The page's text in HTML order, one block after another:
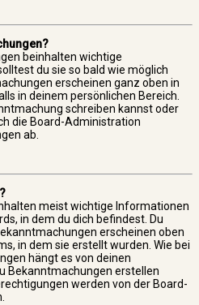
beinhalten wichtige
du sie so bald wie möglich
erscheinen ganz oben in
in deinem persönlichen Bereich.
schreiben kannst oder
die Board-Administration
ab.
meist wichtige Informationen
in dem du dich befindest. Du
erscheinen oben
in dem sie erstellt wurden. Wie bei
hängt es von deinen
Bekanntmachungen erstellen
werden von der Board-